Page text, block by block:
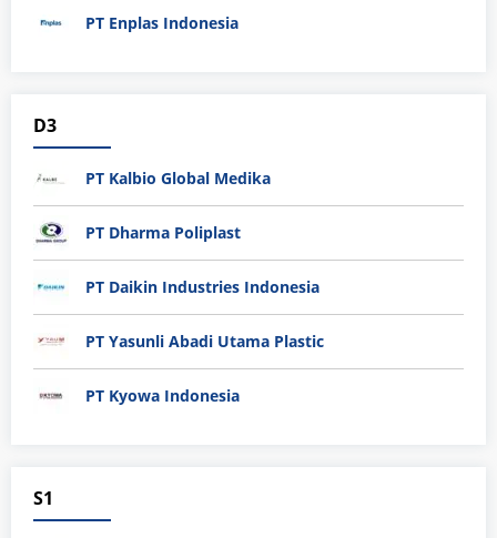
PT Enplas Indonesia
D3
PT Kalbio Global Medika
PT Dharma Poliplast
PT Daikin Industries Indonesia
PT Yasunli Abadi Utama Plastic
PT Kyowa Indonesia
S1